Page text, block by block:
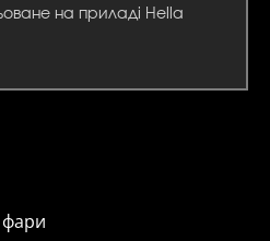
на приладі Hella
фари